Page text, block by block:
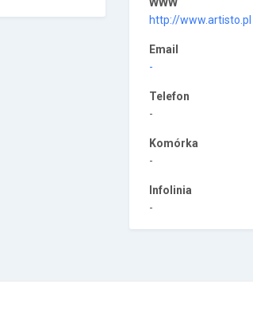
http://www.artisto.pl
Email
-
Telefon
-
Komórka
-
Infolinia
-